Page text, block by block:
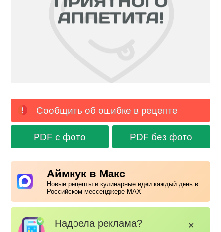
Сообщить об ошибке в рецепте
PDF с фото PDF без фото
Аймкук в Макс
Новые рецепты и кулинарные идеи каждый день в
Российском мессенджере MAX
Надоела реклама? ✕